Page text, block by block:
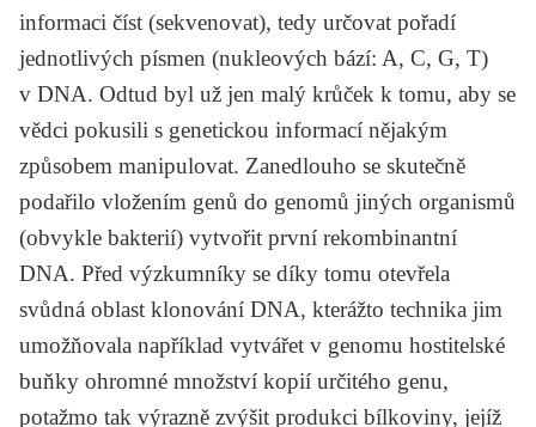
informaci číst (sekvenovat), tedy určovat pořadí
jednotlivých písmen (nukleových bází: A, C, G, T)
v DNA. Odtud byl už jen malý krůček k tomu, aby se
vědci pokusili s genetickou informací nějakým
způsobem manipulovat. Zanedlouho se skutečně
podařilo vložením genů do genomů jiných organismů
(obvykle bakterií) vytvořit první rekombinantní
DNA. Před výzkumníky se díky tomu otevřela
svůdná oblast klonování DNA, kterážto technika jim
umožňovala například vytvářet v genomu hostitelské
buňky ohromné množství kopií určitého genu,
potažmo tak výrazně zvýšit produkci bílkoviny, jejíž